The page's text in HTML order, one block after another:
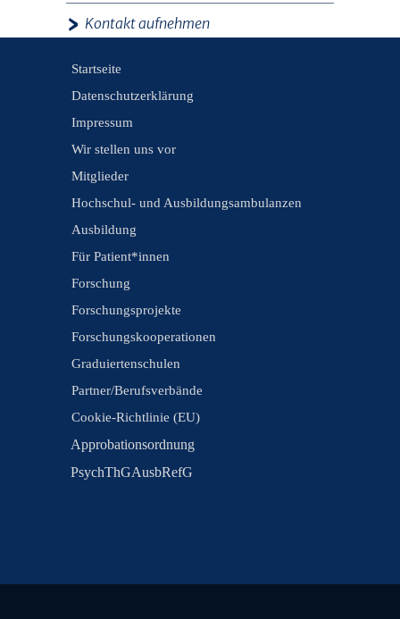
› Kontakt aufnehmen
Startseite
Datenschutzerklärung
Impressum
Wir stellen uns vor
Mitglieder
Hochschul- und Ausbildungsambulanzen
Ausbildung
Für Patient*innen
Forschung
Forschungsprojekte
Forschungskooperationen
Graduiertenschulen
Partner/Berufsverbände
Cookie-Richtlinie (EU)
Approbationsordnung
PsychThGAusbRefG